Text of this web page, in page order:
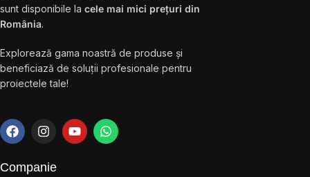
sunt disponibile la cele mai mici prețuri din
România.
Explorează gama noastră de produse și
beneficiază de soluții profesionale pentru
proiectele tale!
Companie